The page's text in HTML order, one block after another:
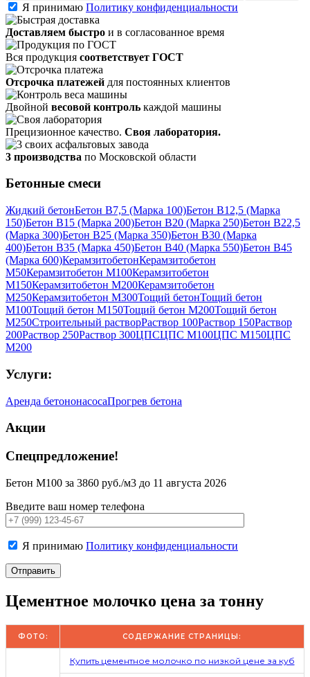
Я принимаю Политику конфиденциальности
Доставляем быстро и в согласованное время
Вся продукция соответствует ГОСТ
Отсрочка платежей для постоянных клиентов
Двойной весовой контроль каждой машины
Прецизионное качество. Своя лаборатория.
3 производства по Московской области
Бетонные смеси
Жидкий бетонБетон В7,5 (Марка 100)Бетон В12,5 (Марка
150)Бетон В15 (Марка 200)Бетон В20 (Марка 250)Бетон В22,5
(Марка 300)Бетон В25 (Марка 350)Бетон В30 (Марка
400)Бетон В35 (Марка 450)Бетон В40 (Марка 550)Бетон В45
(Марка 600)КерамзитобетонКерамзитобетон
М50Керамзитобетон М100Керамзитобетон
М150Керамзитобетон М200Керамзитобетон
М250Керамзитобетон М300Тощий бетонТощий бетон
М100Тощий бетон М150Тощий бетон М200Тощий бетон
М250Строительный растворРаствор 100Раствор 150Раствор
200Раствор 250Раствор 300ЦПСЦПС М100ЦПС М150ЦПС
М200
Услуги:
Аренда бетононасосаПрогрев бетона
Акции
Спецпредложение!
Бетон М100 за 3860 руб./м3 до 11 августа 2026
Введите ваш номер телефона
Я принимаю Политику конфиденциальности
Цементное молочко цена за тонну
ФОТО: СОДЕРЖАНИЕ СТРАНИЦЫ:
Купить цементное молочко по низкой цене за куб